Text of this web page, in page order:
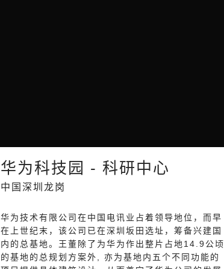
华为科技园 - 科研中心
中国深圳龙岗
华为技术有限公司在中国电讯业占着领导地位，而早
在上世纪末，该公司已在深圳坂田选址，筹备兴建国
内的总基地。王董除了为华为作出整片占地14.9公顷
的基地的总规划方案外, 亦为基地内五个不同功能的